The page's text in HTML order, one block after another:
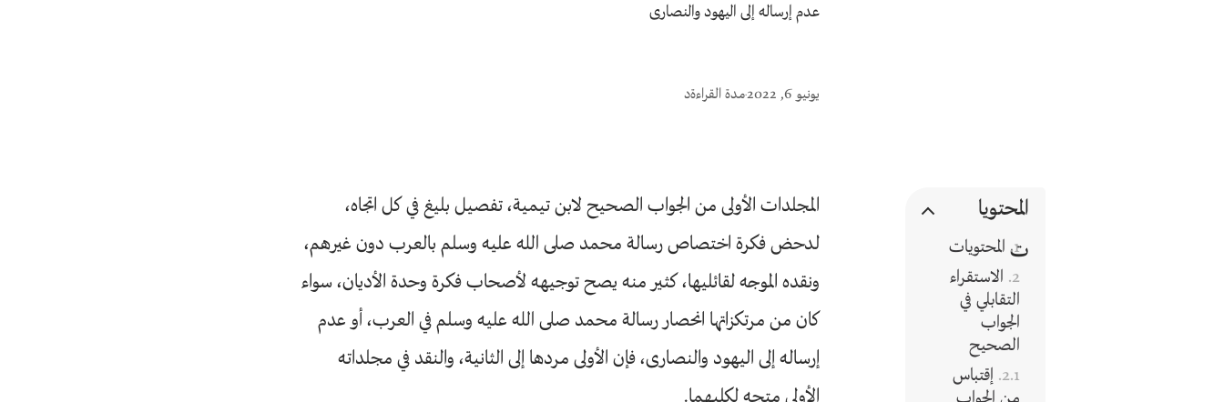
عدم إرساله إلى اليهود والنصارى
يونيو 6, 2022 •مدة القراءةد
المحتويا
ت المحتويات
الاستقراء
التقابلي في
الجواب
الصحيح
إقتباس
المجلدات الأولى من الجواب الصحيح لابن تيمية، تفصيل بليغ في كل اتجاه،
لدحض فكرة اختصاص رسالة محمد صلى الله عليه وسلم بالعرب دون غيرهم،
ونقده الموجه لقائليها، كثير منه يصح توجيهه لأصحاب فكرة وحدة الأديان، سواء
كان من مرتكزاتها انحصار رسالة محمد صلى الله عليه وسلم في العرب، أو عدم
إرساله إلى اليهود والنصارى، فإن الأولى مردها إلى الثانية، والنقد في مجلداته